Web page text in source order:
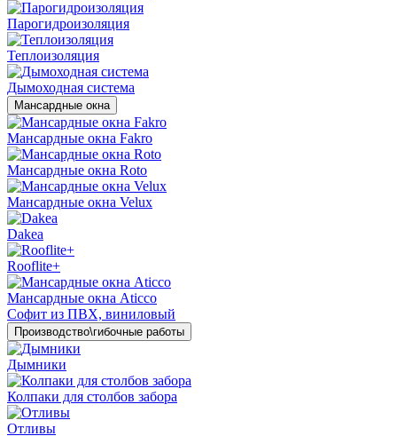
Парогидроизоляция
Теплоизоляция
Дымоходная система
Мансардные окна
Мансардные окна Fakro
Мансардные окна Roto
Мансардные окна Velux
Dakea
Rooflite+
Мансардные окна Aticco
Софит из ПВХ, виниловый
Производство\гибочные работы
Дымники
Колпаки для столбов забора
Отливы